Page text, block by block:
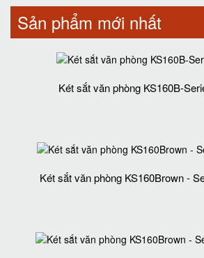
Sản phẩm mới nhất
Két sắt văn phòng KS160B-
Két sắt văn phòng KS160Brown -